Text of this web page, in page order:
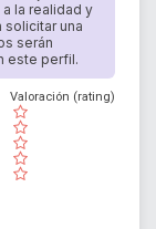
la realidad y
una
serán
este perfil.
( )
( )
( )
( )
( )
Valoración (rating)